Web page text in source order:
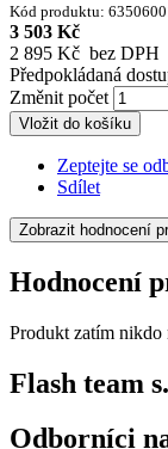
Kód produktu:
3 503 Kč
2 895 Kč bez DPH
Předpokládaná
Změnit počet
Vložit do košíku
Zeptejte se
Sdílet
Zobrazit hodnocení
Hodnocení
Produkt zatím
Flash team
Odborníci